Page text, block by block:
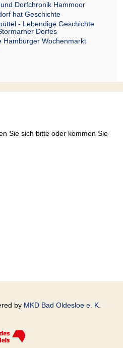
sonst
Dorfchronik Hammoor
hat Geschichte
- Lebendige Geschichte
Dorfes
Hamburger Wochenmarkt
Sie sich bitte oder kommen Sie
by MKD Bad Oldesloe e. K.